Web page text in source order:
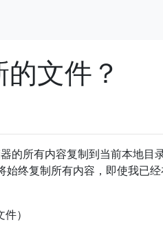
文件？
的所有内容复制到当前本地目
终复制所有内容，即使我已
）